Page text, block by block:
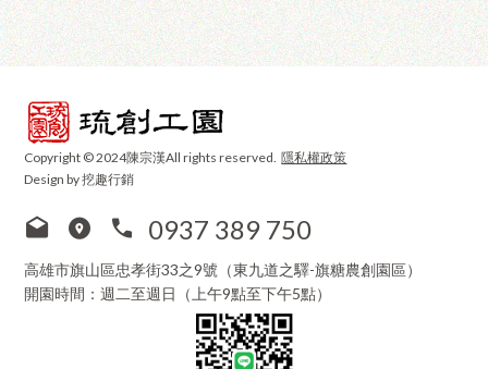
Copyright © 2024陳宗漢All rights reserved.隱私權政策
Design by 挖趣行銷
0937 389 750
高雄市旗山區忠孝街33之9號（東九道之驛-旗糖農創園區）
開園時間：週二至週日（上午9點至下午5點）